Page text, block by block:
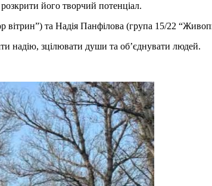
його творчий потенціал.
вітрин”) та Надія Панфілова (група 15/22
надію, зцілювати души та об’єднувати людей.